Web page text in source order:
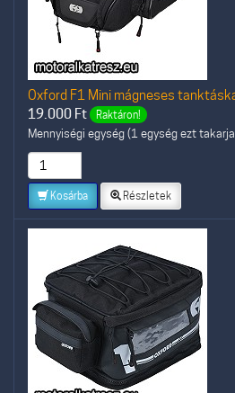
Oxford F1 Mini mágneses
19.000 Ft Raktáron!
Mennyiségi egység (1 egység ezt
Kosárba Részletek